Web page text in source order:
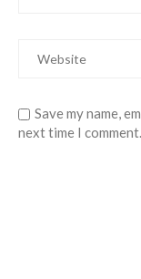
Save my name,
next time I comment.